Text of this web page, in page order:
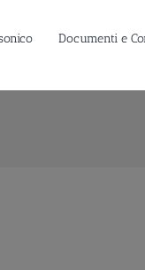
Documenti e